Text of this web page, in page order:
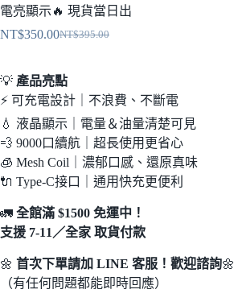
電亮顯示🔥 現貨當日出
NT$395.00
價
格：
NT$395.00。
NT$350.00
價
格：
NT$350.00。
💡 產品亮點
⚡ 可充電設計｜不浪費、不斷電
💧 液晶顯示｜電量＆油量清楚可見
💨 9000口續航｜超長使用更省心
🧊 Mesh Coil｜濃郁口感、還原真味
🔌 Type-C接口｜通用快充更便利
🚛 全館滿 $1500 免運中！
支援 7-11／全家 取貨付款
🌼 首次下單請加 LINE 客服！歡迎諮詢🌼
（有任何問題都能即時回應）